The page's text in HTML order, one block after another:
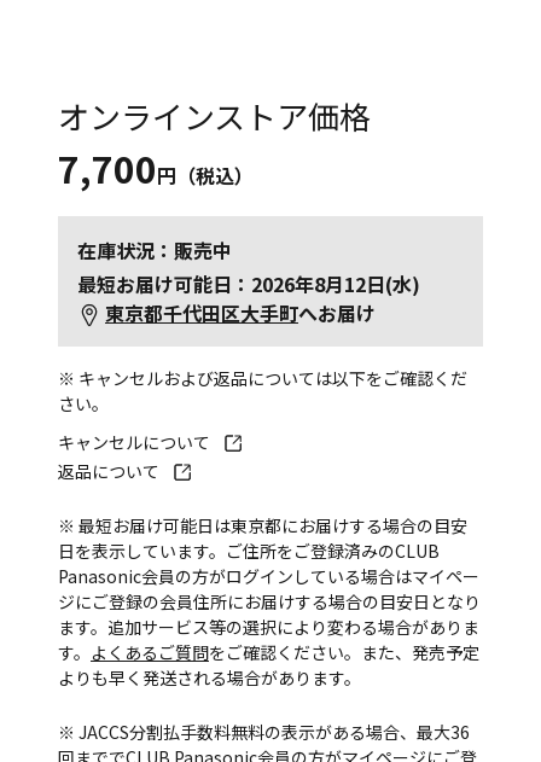
オンラインストア価格
7,700円（税込）
在庫状況：販売中
最短お届け可能日：2026年8月12日(水)
東京都千代田区大手町へお届け
※ キャンセルおよび返品については以下をご確認くだ
さい。
キャンセルについて
返品について
※ 最短お届け可能日は東京都にお届けする場合の目安
日を表示しています。ご住所をご登録済みのCLUB
Panasonic会員の方がログインしている場合はマイペー
ジにご登録の会員住所にお届けする場合の目安日となり
ます。追加サービス等の選択により変わる場合がありま
す。 よくあるご質問をご確認ください。また、発売予定
よりも早く発送される場合があります。
※ JACCS分割払手数料無料の表示がある場合、最大36
回まででCLUB Panasonic会員の方がマイページにご登